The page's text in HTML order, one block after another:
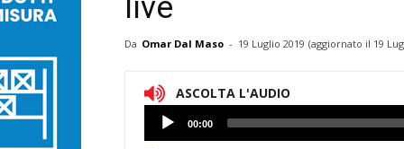
live
Da Omar Dal Maso - 19 Luglio 2019 (aggiornato il 19
ASCOLTA L'AUDIO
Lettore
Audio
00:00